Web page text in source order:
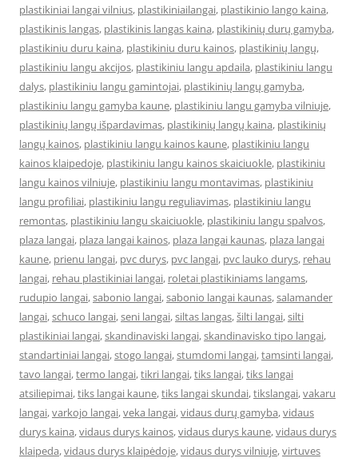
plastikiniai langai vilnius, plastikiniailangai, plastikinio lango kaina,
plastikinis langas, plastikinis langas kaina, plastikinių durų gamyba,
plastikiniu duru kaina, plastikiniu duru kainos, plastikinių langų,
plastikiniu langu akcijos, plastikiniu langu apdaila, plastikiniu langu
dalys, plastikiniu langu gamintojai, plastikinių langų gamyba,
plastikiniu langu gamyba kaune, plastikiniu langu gamyba vilniuje,
plastikinių langų išpardavimas, plastikinių langų kaina, plastikinių
langų kainos, plastikiniu langu kainos kaune, plastikiniu langu
kainos klaipedoje, plastikiniu langu kainos skaiciuokle, plastikiniu
langu kainos vilniuje, plastikiniu langu montavimas, plastikiniu
langu profiliai, plastikiniu langu reguliavimas, plastikiniu langu
remontas, plastikiniu langu skaiciuokle, plastikiniu langu spalvos,
plaza langai, plaza langai kainos, plaza langai kaunas, plaza langai
kaune, prienu langai, pvc durys, pvc langai, pvc lauko durys, rehau
langai, rehau plastikiniai langai, roletai plastikiniams langams,
rudupio langai,sabonio langai,sabonio langai kaunas,salamander
langai,schuco langai,seni langai,siltas langas,šilti langai,silti
plastikiniai langai,skandinaviski langai,skandinavisko tipo langai,
standartiniai langai,stogo langai,stumdomi langai,tamsinti langai,
tavo langai,termo langai,tikri langai,tiks langai,tiks langai
atsiliepimai,tiks langai kaune,tiks langai skundai,tikslangai,vakaru
langai,varkojo langai,veka langai,vidaus durų gamyba,vidaus
durys kaina,vidaus durys kainos,vidaus durys kaune,vidaus durys
klaipeda,vidaus durys klaipėdoje,vidaus durys vilniuje,virtuves